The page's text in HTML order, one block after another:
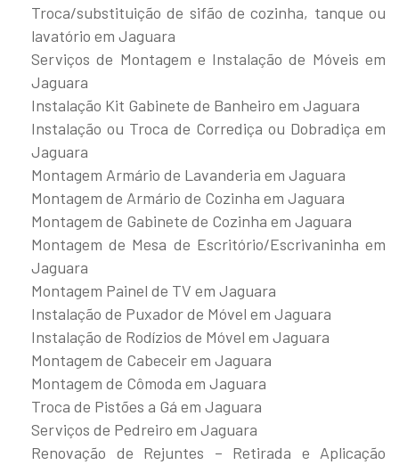
Troca/substituição de sifão de cozinha, tanque ou
lavatório em Jaguara
Serviços de Montagem e Instalação de Móveis em
Jaguara
Instalação Kit Gabinete de Banheiro em Jaguara
Instalação ou Troca de Corrediça ou Dobradiça em
Jaguara
Montagem Armário de Lavanderia em Jaguara
Montagem de Armário de Cozinha em Jaguara
Montagem de Gabinete de Cozinha em Jaguara
Montagem de Mesa de Escritório/Escrivaninha em
Jaguara
Montagem Painel de TV em Jaguara
Instalação de Puxador de Móvel em Jaguara
Instalação de Rodízios de Móvel em Jaguara
Montagem de Cabeceir em Jaguara
Montagem de Cômoda em Jaguara
Troca de Pistões a Gá em Jaguara
Serviços de Pedreiro em Jaguara
Renovação de Rejuntes – Retirada e Aplicação